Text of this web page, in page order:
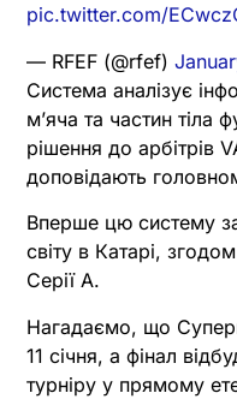
pic.twitter.com/
— RFEF (@rfef)
Система аналізує
м’яча та частин тіла
рішення до арбітрів
доповідають
Вперше цю систему
світу в Катарі,
Серії А.
Нагадаємо, що
11 січня, а фінал
турніру у прямому